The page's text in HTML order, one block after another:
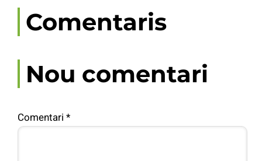
Comentaris
Nou comentari
Comentari *